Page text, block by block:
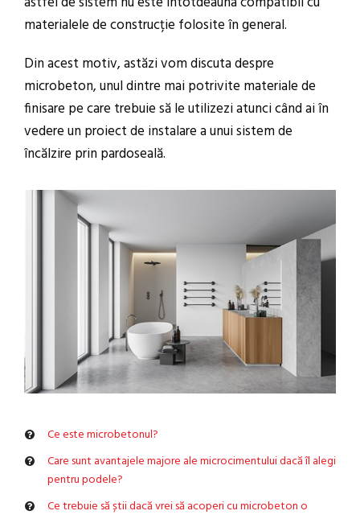
materialele de construcție folosite în general.
Din acest motiv, astăzi vom discuta despre
microbeton, unul dintre mai potrivite materiale de
finisare pe care trebuie să le utilizezi atunci când ai în
vedere un proiect de instalare a unui sistem de
încălzire prin pardoseală.
Ce este microbetonul?
Care sunt avantajele majore ale microcimentului dacă îl alegi
pentru podele?
Ce trebuie să știi dacă vrei să acoperi cu microbeton o